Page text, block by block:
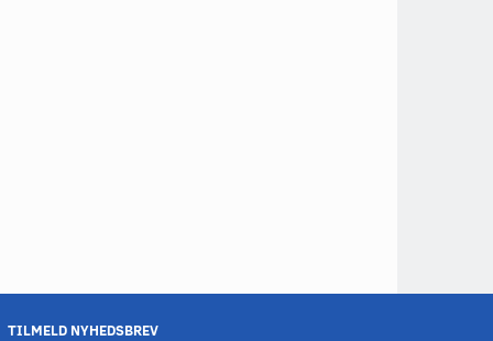
TILMELD NYHEDSBREV